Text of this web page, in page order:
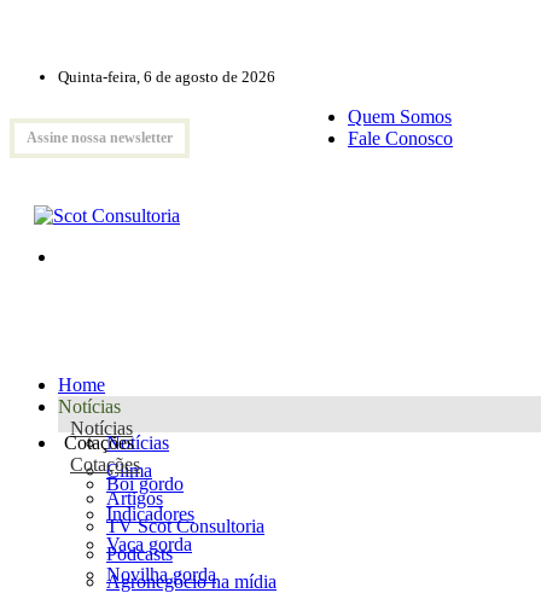
Quinta-feira, 6 de agosto de 2026
Assine nossa newsletter
Quem Somos
Fale Conosco
Home
Notícias
Notícias
Notícias
Clima
Artigos
TV Scot Consultoria
Podcasts
Agronegócio na mídia
Cotações
Cotações
Boi gordo
Indicadores
Vaca gorda
Novilha gorda